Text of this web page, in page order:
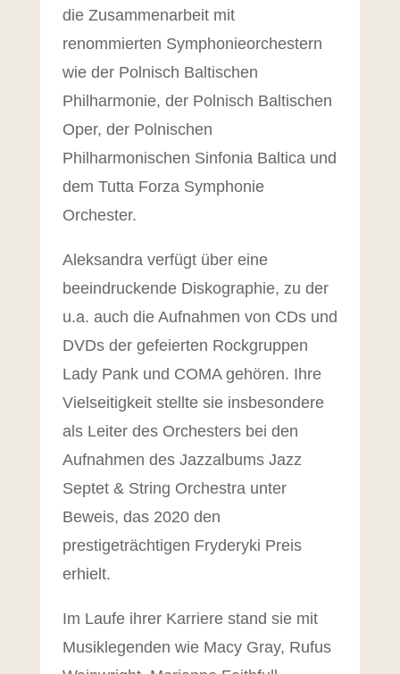
die Zusammenarbeit mit
renommierten Symphonieorchestern
wie der Polnisch Baltischen
Philharmonie, der Polnisch Baltischen
Oper, der Polnischen
Philharmonischen Sinfonia Baltica und
dem Tutta Forza Symphonie
Orchester.
Aleksandra verfügt über eine
beeindruckende Diskographie, zu der
u.a. auch die Aufnahmen von CDs und
DVDs der gefeierten Rockgruppen
Lady Pank und COMA gehören. Ihre
Vielseitigkeit stellte sie insbesondere
als Leiter des Orchesters bei den
Aufnahmen des Jazzalbums Jazz
Septet & String Orchestra unter
Beweis, das 2020 den
prestigeträchtigen Fryderyki Preis
erhielt.
Im Laufe ihrer Karriere stand sie mit
Musiklegenden wie Macy Gray, Rufus